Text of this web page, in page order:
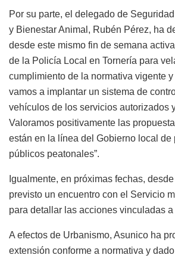
Por su parte, el delegado de
y Bienestar Animal, Rubén Pérez, ha
desde este mismo fin de semana
de la Policía Local en Tornería para
cumplimiento de la normativa vigente
vamos a implantar un sistema de
vehículos de los servicios autorizados
Valoramos positivamente las
están en la línea del Gobierno local de
públicos peatonales”.
Igualmente, en próximas fechas,
previsto un encuentro con el Servicio
para detallar las acciones vinculadas
A efectos de Urbanismo, Asunico ha
extensión conforme a normativa y